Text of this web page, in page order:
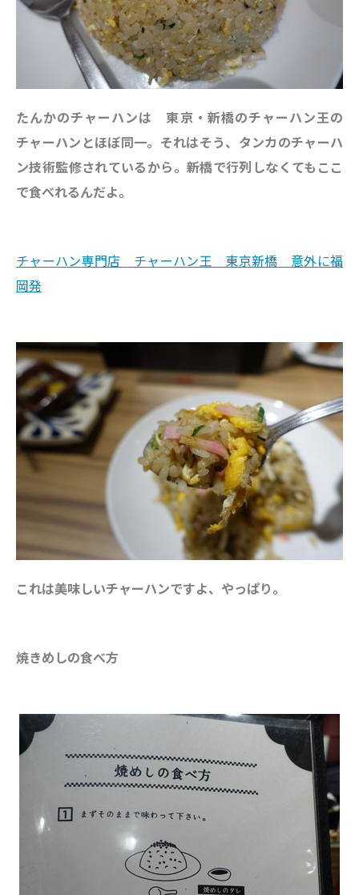
たんかのチャーハンは 東京・新橋のチャーハン王の
チャーハンとほぼ同一。 それはそう、タンカのチャーハ
ン技術監修されているから。新橋で行列しなくてもここ
で食べれるんだよ。
チャーハン専門店 チャーハン王 東京新橋 意外に福
岡発
これは美味しいチャーハンですよ、やっぱり。
焼きめしの食べ方